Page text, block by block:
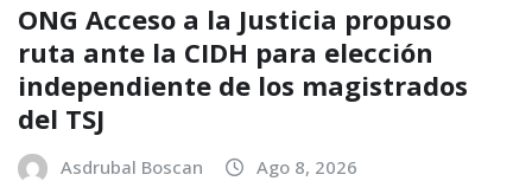
ONG Acceso a la Justicia propuso
ruta ante la CIDH para elección
independiente de los magistrados
del TSJ
Asdrubal Boscan Ago 8, 2026